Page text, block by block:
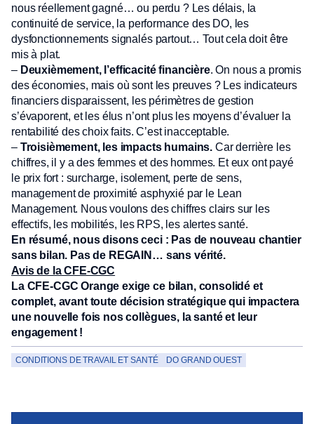
nous réellement gagné… ou perdu ? Les délais, la
continuité de service, la performance des DO, les
dysfonctionnements signalés partout… Tout cela doit être
mis à plat.
– Deuxièmement, l’efficacité financière. On nous a promis
des économies, mais où sont les preuves ? Les indicateurs
financiers disparaissent, les périmètres de gestion
s’évaporent, et les élus n’ont plus les moyens d’évaluer la
rentabilité des choix faits. C’est inacceptable.
– Troisièmement, les impacts humains. Car derrière les
chiffres, il y a des femmes et des hommes. Et eux ont payé
le prix fort : surcharge, isolement, perte de sens,
management de proximité asphyxié par le Lean
Management. Nous voulons des chiffres clairs sur les
effectifs, les mobilités, les RPS, les alertes santé.
En résumé, nous disons ceci : Pas de nouveau chantier
sans bilan. Pas de REGAIN… sans vérité.
Avis de la CFE-CGC
La CFE-CGC Orange exige ce bilan, consolidé et
complet, avant toute décision stratégique qui impactera
une nouvelle fois nos collègues, la santé et leur
engagement !
CONDITIONS DE TRAVAIL ET SANTÉ DO GRAND OUEST